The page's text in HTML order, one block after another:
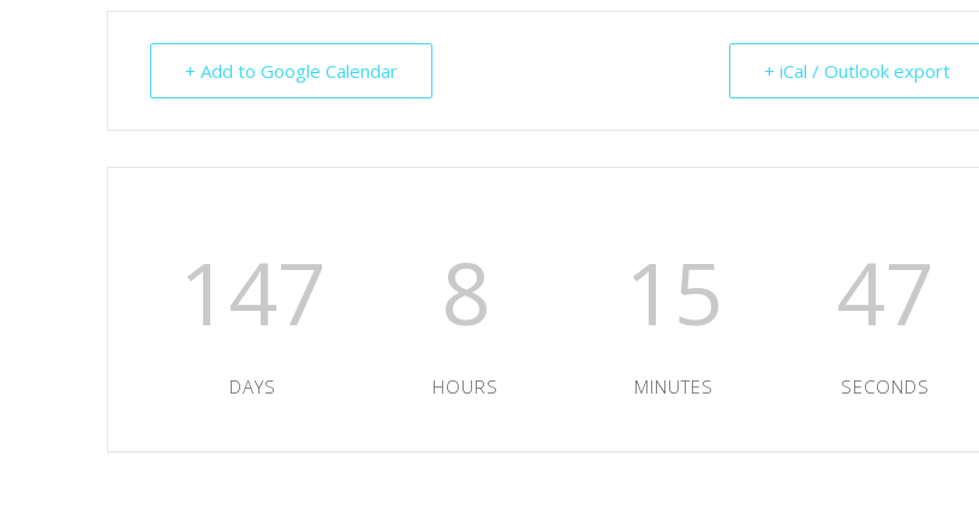
+ Add to Google Calendar + iCal / Outlook export
147
DAYS
8
HOURS
15
MINUTES
45
SECONDS